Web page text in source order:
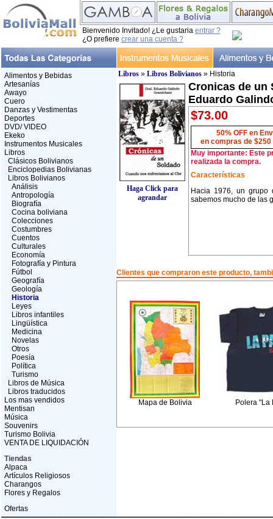
Bienvenido Invitado! ¿Le gustaria entrar ?
¿O prefiere crear una cuenta ?
Alimentos y Bebidas
Artesanías
Awayo
Cuero
Danzas y Vestimentas
Deportes
DVD/ VIDEO
Ekeko
Instrumentos Musicales
Libros
Clásicos Bolivianos
Enciclopedias Bolivianas
Libros Bolivianos
Análisis
Antropología
Biografía
Cocina boliviana
Colecciones
Costumbres
Cuentos
Culturales
Economía
Fotografía y Pintura
Fútbol
Geografía
Geología
Historia
Leyes
Libros infantiles
Lingüística
Medicina
Novelas
Otros
Poesía
Política
Turismo
Libros de Música
Libros traducidos
Los mas vendidos
Mentisan
Música
Souvenirs
Turismo Bolivia
VENTA DE LIQUIDACIÓN
Tiendas
Alpaca
Artículos Religiosos
Charangos
Flores y Regalos
Ofertas
Libros» Libros Bolivianos» Historia
Haga Click para
agrandar
Cronicas de un
Eduardo
$73.00
50% OFF en
en compras de $250
Muy importante: Este
realizada la compra.
Características
Hacia 1976, un grupo
sabemos mucho de las
Clientes que compraron este producto,
Mapa de Bolivia Polera "La